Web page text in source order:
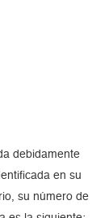
debidamente
en su
su número de